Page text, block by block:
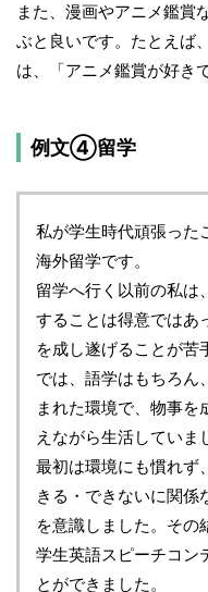
また、漫画やアニメ鑑賞
ぶと良いです。たとえば
は、「アニメ鑑賞が好き
例文④留学
私が学生時代頑張った
海外留学です。
留学へ行く以前の私は
することは得意ではあ
を成し遂げることが苦
では、語学はもちろん
まれた環境で、物事
えながら生活していま
最初は環境にも慣れず
きる・できないに関係
を意識しました。その
学生英語スピーチコン
とができました。